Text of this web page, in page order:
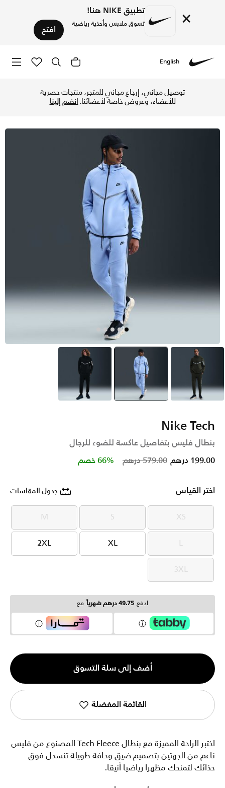
× تطبيق NIKE هنا!
تسوق ملابس وأحذية رياضية افتح
English
توصيل مجاني، إرجاع مجاني للمتجر، منتجات حصرية
للأعضاء، وعروض خاصة لأعضائنا.انضم إلينا
أخضر selected
أزرق أسود
Nike Tech
بنطال فليس بتفاصيل عاكسة للضوء للرجال
Price reduced from
579.00 درهم to 199.00 درهم 66% خصم
اختر القياس جدول المقاسات
XS
XS
S
S
M
M
L
L
XL
XL
2XL
2XL
3XL
3XL
ادفع 49.75 درهم شهرياً مع
الكمية
1
أضف إلى سلة التسوق
القائمة المفضلة
اختبر الراحة المميزة مع بنطال Tech Fleece المصنوع من فليس
ناعم من الجهتين بتصميم ضيق وحافة طويلة تنسدل فوق
حذائك لتمنحك مظهرا رياضيا أنيقا.